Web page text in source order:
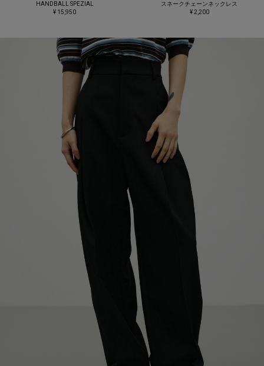
HANDBALL SPEZIAL
¥ 15,950
スネークチェーンネックレス
¥ 2,200